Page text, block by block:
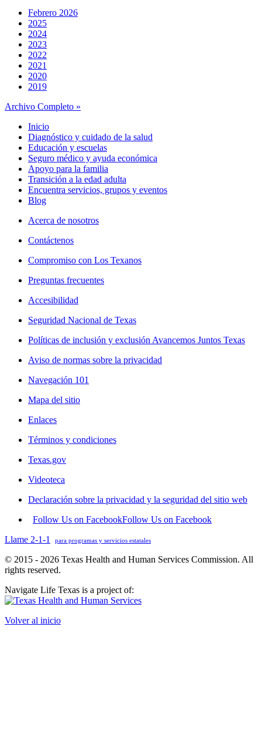
Febrero 2026
2025
2024
2023
2022
2021
2020
2019
Archivo Completo »
Inicio
Diagnóstico y cuidado de la salud
Educación y escuelas
Seguro médico y ayuda económica
Apoyo para la familia
Transición a la edad adulta
Encuentra servicios, grupos y eventos
Blog
Acerca de nosotros
Contáctenos
Compromiso con Los Texanos
Preguntas frecuentes
Accesibilidad
Seguridad Nacional de Texas
Políticas de inclusión y exclusión Avancemos Juntos Texas
Aviso de normas sobre la privacidad
Navegación 101
Mapa del sitio
Enlaces
Términos y condiciones
Texas.gov
Videoteca
Declaración sobre la privacidad y la seguridad del sitio web
Follow Us on FacebookFollow Us on Facebook
Llame 2-1-1
para programas y servicios estatales
© 2015 - 2026 Texas Health and Human Services Commission. All
rights reserved.
Navigate Life Texas is a project of:
Volver al inicio